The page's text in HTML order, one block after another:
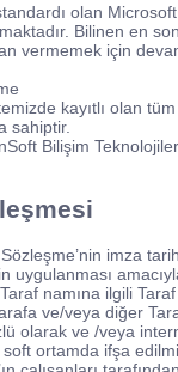
olan
Bilinen en
vermemek için
kayıtlı olan
sahiptir.
Bilişim
imza
uygulanması
namına ilgili Taraf
ve/veya diğer Taraf
olarak ve /veya
ortamda ifşa